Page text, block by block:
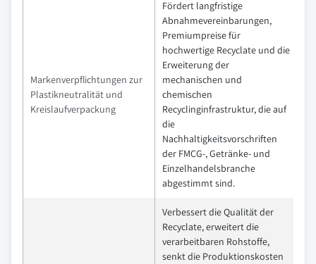
Markenverpflichtungen zur
Plastikneutralität und
Kreislaufverpackung
Fördert langfristige
Abnahmevereinbarungen,
Premiumpreise für
hochwertige Recyclate und die
Erweiterung der
mechanischen und
chemischen
Recyclinginfrastruktur, die auf
die
Nachhaltigkeitsvorschriften
der FMCG-, Getränke- und
Einzelhandelsbranche
abgestimmt sind.
Verbessert die Qualität der
Recyclate, erweitert die
verarbeitbaren Rohstoffe,
senkt die Produktionskosten